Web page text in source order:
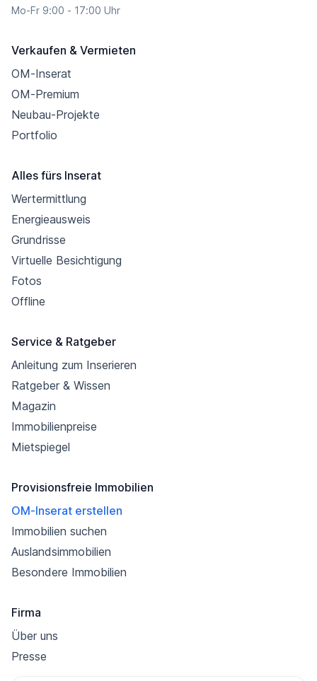
Mo-Fr 9:00 - 17:00 Uhr
Verkaufen & Vermieten
OM-Inserat
OM-Premium
Neubau-Projekte
Portfolio
Alles fürs Inserat
Wertermittlung
Energieausweis
Grundrisse
Virtuelle Besichtigung
Fotos
Offline
Service & Ratgeber
Anleitung zum Inserieren
Ratgeber & Wissen
Magazin
Immobilienpreise
Mietspiegel
Provisionsfreie Immobilien
OM-Inserat erstellen
Immobilien suchen
Auslandsimmobilien
Besondere Immobilien
Firma
Über uns
Presse